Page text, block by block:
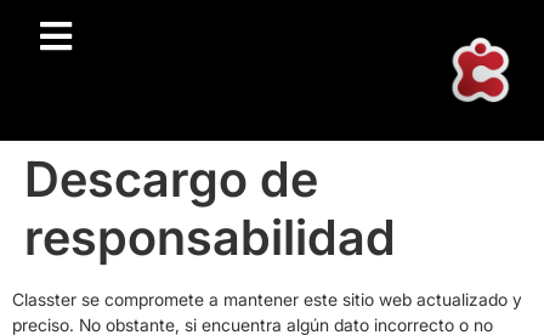
Descargo de
responsabilidad
Classter se compromete a mantener este sitio web actualizado y
preciso. No obstante, si encuentra algún dato incorrecto o no